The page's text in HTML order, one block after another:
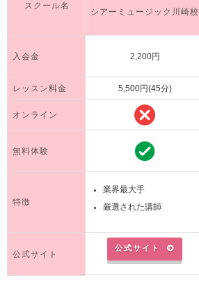
スクール名
シアーミュージック川崎校
入会金 2,200円
レッスン料金 5,500円(45分)
オンライン
無料体験
特徴
業界最大手
厳選された講師
公式サイト
公式サイト